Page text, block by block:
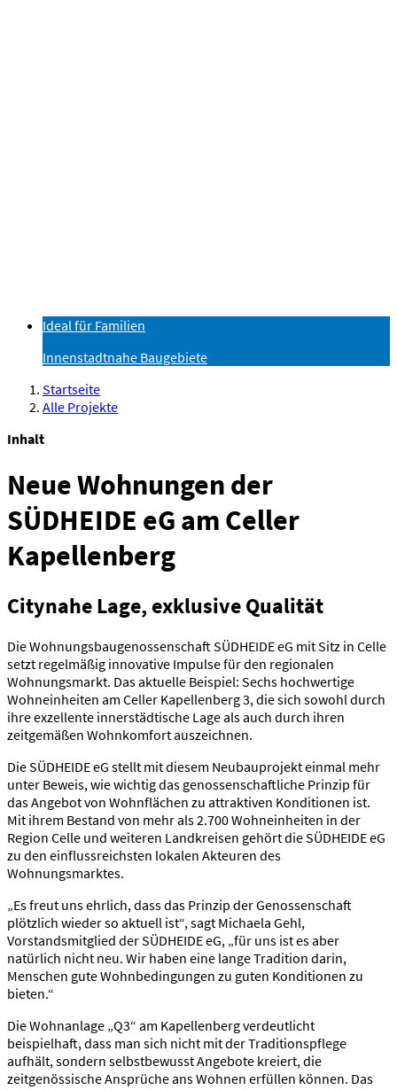
Ideal für Familien
Innenstadtnahe Baugebiete
Startseite
Alle Projekte
Inhalt
Neue Wohnungen der
SÜDHEIDE eG am Celler
Kapellenberg
Citynahe Lage, exklusive Qualität
Die Wohnungsbaugenossenschaft SÜDHEIDE eG mit Sitz in Celle
setzt regelmäßig innovative Impulse für den regionalen
Wohnungsmarkt. Das aktuelle Beispiel: Sechs hochwertige
Wohneinheiten am Celler Kapellenberg 3, die sich sowohl durch
ihre exzellente innerstädtische Lage als auch durch ihren
zeitgemäßen Wohnkomfort auszeichnen.
Die SÜDHEIDE eG stellt mit diesem Neubauprojekt einmal mehr
unter Beweis, wie wichtig das genossenschaftliche Prinzip für
das Angebot von Wohnflächen zu attraktiven Konditionen ist.
Mit ihrem Bestand von mehr als 2.700 Wohneinheiten in der
Region Celle und weiteren Landkreisen gehört die SÜDHEIDE eG
zu den einflussreichsten lokalen Akteuren des
Wohnungsmarktes.
„Es freut uns ehrlich, dass das Prinzip der Genossenschaft
plötzlich wieder so aktuell ist“, sagt Michaela Gehl,
Vorstandsmitglied der SÜDHEIDE eG, „für uns ist es aber
natürlich nicht neu. Wir haben eine lange Tradition darin,
Menschen gute Wohnbedingungen zu guten Konditionen zu
bieten.“
Die Wohnanlage „Q3“ am Kapellenberg verdeutlicht
beispielhaft, dass man sich nicht mit der Traditionspflege
aufhält, sondern selbstbewusst Angebote kreiert, die
zeitgenössische Ansprüche ans Wohnen erfüllen können. Das